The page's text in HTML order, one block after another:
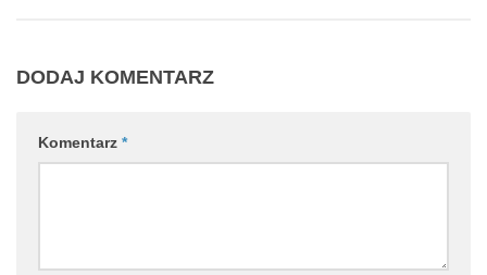
DODAJ KOMENTARZ
Komentarz *